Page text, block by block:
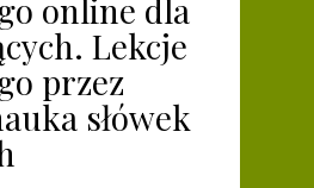
online dla
Lekcje
przez
słówek